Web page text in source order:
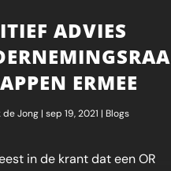
ADVIES
ERMEE
de Jong| sep 19, 2021 | Blogs
in de krant dat een OR